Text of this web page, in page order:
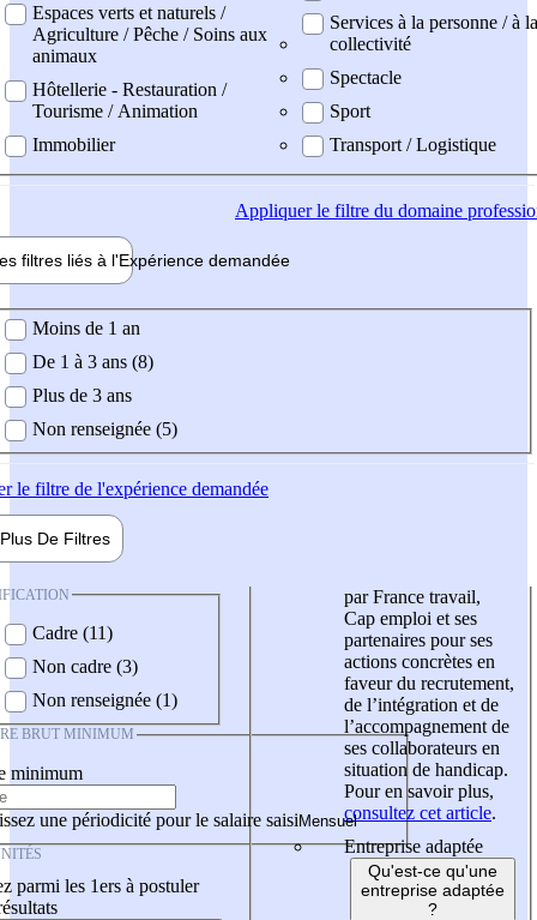
Espaces verts et naturels /
Agriculture / Pêche / Soins aux
animaux
Hôtellerie - Restauration /
Tourisme / Animation
Immobilier
Services à la personne / à la
collectivité
Spectacle
Sport
Transport / Logistique
Appliquerle filtre du domaine
filtres liés à l'Expérience demandée
demandée
Moins de 1 an
De 1 à 3 ans (8)
Plus de 3 ans
Non renseignée (5)
le filtre de l'expérience demandée
Plus De Filtres
Cadre (11)
Non cadre (3)
Non renseignée (1)
BRUT MINIMUM
minimum
une périodicité pour le salaire saisi
parmi les 1ers à postuler
par France travail,
Cap emploi et ses
partenaires pour ses
actions concrètes en
faveur du recrutement,
de l’intégration et de
l’accompagnement de
ses collaborateurs en
situation de handicap.
Pour en savoir plus,
consultez cet article.
Entreprise adaptée
Qu'est-ce qu'une
entreprise adaptée
?